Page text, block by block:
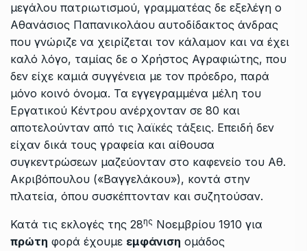
μεγάλου πατριωτισμού, γραμματέας δε εξελέγη ο
Αθανάσιος Παπανικολάου αυτοδίδακτος άνδρας
που γνώριζε να χειρίζεται τον κάλαμον και να έχει
καλό λόγο, ταμίας δε ο Χρήστος Αγραφιώτης, που
δεν είχε καμιά συγγένεια με τον πρόεδρο, παρά
μόνο κοινό όνομα. Τα εγγεγραμμένα μέλη του
Εργατικού Κέντρου ανέρχονταν σε 80 και
αποτελούνταν από τις λαϊκές τάξεις. Επειδή δεν
είχαν δικά τους γραφεία και αίθουσα
συγκεντρώσεων μαζεύονταν στο καφενείο του Αθ.
Ακριβόπουλου («Βαγγελάκου»), κοντά στην
πλατεία, όπου συσκέπτονταν και συζητούσαν.
Κατά τις εκλογές της 28ης Νοεμβρίου 1910 για
πρώτη φορά έχουμε εμφάνιση ομάδος